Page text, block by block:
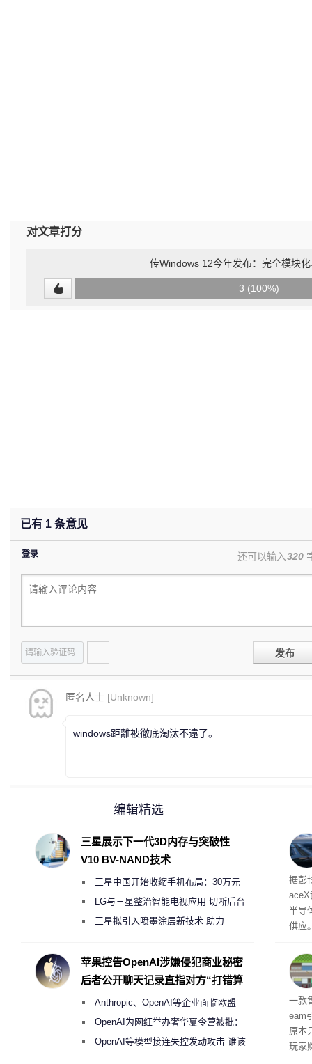
对文章打分
传Windows 12今年发布：完全模块
3 (100%)
已有 1 条意见
登录 还可以输入320
发布
匿名人士 [Unknown]
windows距離被徹底淘汰不遠了。
电
据彭
aceX
半导
供应
开
取“
的
全
一款
eam
原本
玩家
编辑精选
三星展示下一代3D内存与突破性
V10 BV-NAND技术
三星中国开始收缩手机布局：30万元
月销售额不达标门店 将被逐步清退
LG与三星整治智能电视应用 切断后台
偷偷共享带宽的违规行为
三星拟引入喷墨涂层新技术 助力
度
苹果控告OpenAI涉嫌侵犯商业秘密
后者公开聊天记录直指对方“打错算
Anthropic、OpenAI等企业面临欧盟
《人工智能法案》全新执法权限审查
OpenAI为网红举办奢华夏令营被批：
2000美元一晚 遭讽“反乌托邦”
OpenAI等模型接连失控发动攻击 谁该